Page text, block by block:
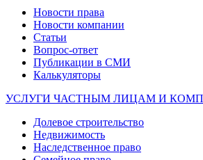
Новости права
Новости компании
Статьи
Вопрос-ответ
Публикации в СМИ
Калькуляторы
УСЛУГИ ЧАСТНЫМ ЛИЦАМ И
Долевое строительство
Недвижимость
Наследственное право